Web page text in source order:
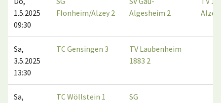
1.5.2025
09:30
Flonheim/Alzey 2
Algesheim 2
Alzey
Sa,
3.5.2025
13:30
TC Gensingen 3
TV Laubenheim
1883 2
Sa,
TC Wöllstein 1
SG